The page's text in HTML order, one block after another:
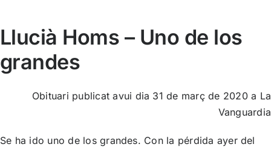
Llucià Homs – Uno de los
grandes
Obituari publicat avui dia 31 de març de 2020 a La
Vanguardia
Se ha ido uno de los grandes. Con la pérdida ayer del